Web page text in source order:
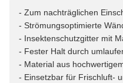
- Zum nachträglichen
- Strömungsoptimierte
- Insektenschutzgitter mit
- Fester Halt durch
- Material aus
- Einsetzbar für Frischluft-